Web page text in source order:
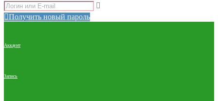
Получить новый пароль
Аккаунт
Запись